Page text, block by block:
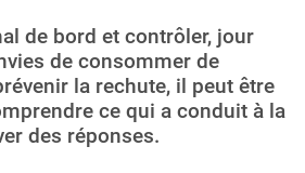
de bord et contrôler, jour
de consommer de
la rechute, il peut être
ce qui a conduit à la
des réponses.